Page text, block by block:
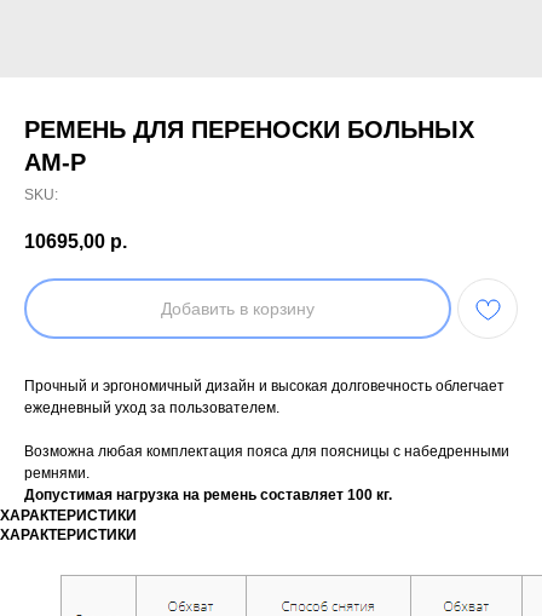
РЕМЕНЬ ДЛЯ ПЕРЕНОСКИ БОЛЬНЫХ
AM-P
SKU:
10695,00 р.
Добавить в корзину
Прочный и эргономичный дизайн и высокая долговечность облегчает
ежедневный уход за пользователем.
Возможна любая комплектация пояса для поясницы с набедренными
ремнями.
Допустимая нагрузка на ремень составляет 100 кг.
ХАРАКТЕРИСТИКИ
ХАРАКТЕРИСТИКИ